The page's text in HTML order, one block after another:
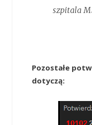
szpitala
Pozostałe
dotyczą: